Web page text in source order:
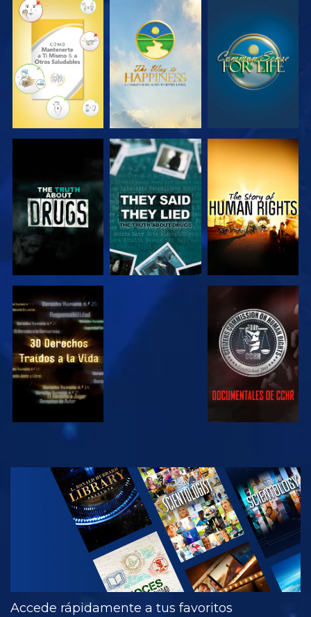
VE VE VE
VE VE
VE VE
VE
EXPLORA LAS
SERIES
Accede rápidamente a tus favoritos